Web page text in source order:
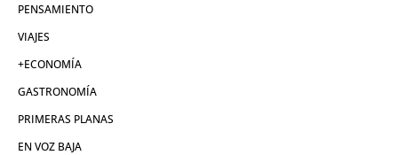
PENSAMIENTO
VIAJES
+ECONOMÍA
GASTRONOMÍA
PRIMERAS PLANAS
EN VOZ BAJA